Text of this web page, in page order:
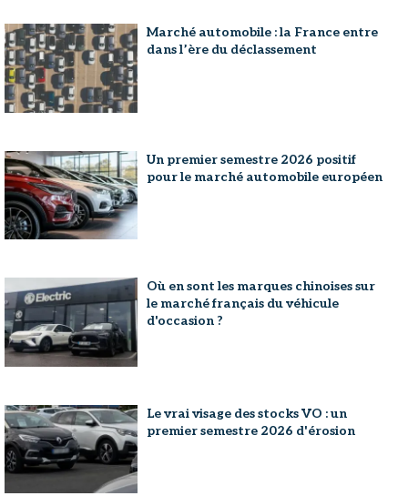
Marché automobile : la France entre
dans l’ère du déclassement
Un premier semestre 2026 positif
pour le marché automobile européen
Où en sont les marques chinoises sur
le marché français du véhicule
d'occasion ?
Le vrai visage des stocks VO : un
premier semestre 2026 d'érosion